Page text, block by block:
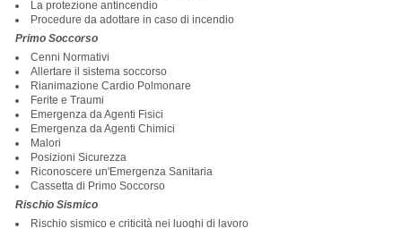
La protezione antincendio
Procedure da adottare in caso di incendio
Primo Soccorso
Cenni Normativi
Allertare il sistema soccorso
Rianimazione Cardio Polmonare
Ferite e Traumi
Emergenza da Agenti Fisici
Emergenza da Agenti Chimici
Malori
Posizioni Sicurezza
Riconoscere un'Emergenza Sanitaria
Cassetta di Primo Soccorso
Rischio Sismico
Rischio sismico e criticità nei luoghi di lavoro